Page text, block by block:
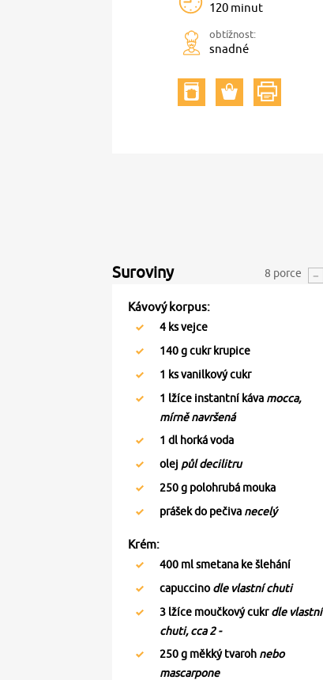
120 minut
obtížnost:
snadné
Suroviny 8 porce
Kávový korpus:
4 ks vejce
140g cukr krupice
1 ks vanilkový cukr
1 lžíce instantní káva mocca,
mírně navršená
1 dl horká voda
olej půl decilitru
250g polohrubá mouka
prášek do pečiva necelý
Krém:
400 ml smetana ke šlehání
capuccino dle vlastní chuti
3 lžíce moučkový cukrdle vlastní
chuti, cca 2 -
250g měkký tvaroh nebo
mascarpone